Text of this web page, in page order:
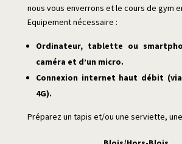
nous vous enverrons et le cours de gym
Equipement nécessaire :
Ordinateur, tablette ou
caméra et d’un micro.
Connexion internet haut débit
4G).
Préparez un tapis et/ou une serviette,